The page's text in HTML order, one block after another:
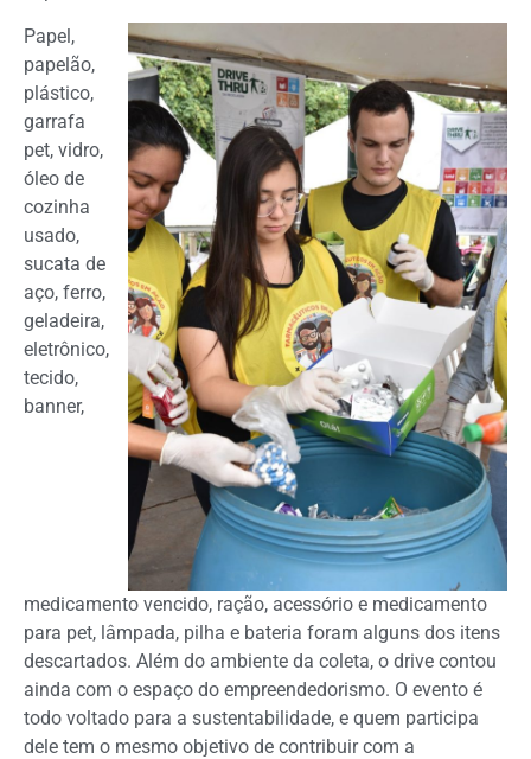
Papel,
papelão,
plástico,
garrafa
pet, vidro,
óleo de
cozinha
usado,
sucata de
aço, ferro,
geladeira,
eletrônico,
tecido,
banner,
medicamento vencido, ração, acessório e medicamento
para pet, lâmpada, pilha e bateria foram alguns dos itens
descartados. Além do ambiente da coleta, o drive contou
ainda com o espaço do empreendedorismo. O evento é
todo voltado para a sustentabilidade, e quem participa
dele tem o mesmo objetivo de contribuir com a